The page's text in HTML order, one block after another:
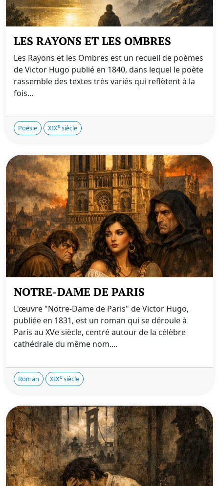
LES RAYONS ET LES OMBRES
Les Rayons et les Ombres est un recueil de poèmes
de Victor Hugo publié en 1840, dans lequel le poète
rassemble des textes très variés qui reflètent à la
fois...
Poésie XIXe siècle
NOTRE-DAME DE PARIS
L'œuvre "Notre-Dame de Paris" de Victor Hugo,
publiée en 1831, est un roman qui se déroule à
Paris au XVe siècle, centré autour de la célèbre
cathédrale du même nom....
Roman XIXe siècle